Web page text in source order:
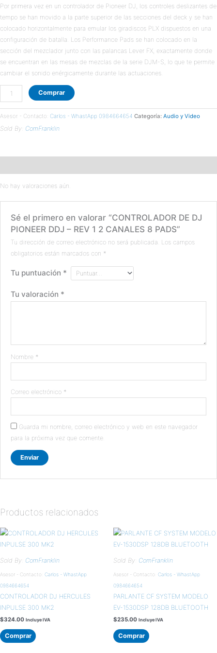
Por primera vez en un controlador de Pioneer DJ, los controles deslizantes de
tempo se han movido a la parte superior de las secciones del deck y se han
colocado horizontalmente para emular los giradiscos PLX dispuestos en una
configuración de batalla. Los Performance Pads se han colocado en la
sección del mezclador junto con las palancas Lever FX, exactamente donde
se encuentran en las mesas de mezclas de la serie DJM-S, lo que te permite
cambiar el sonido enérgicamente durante las actuaciones.
PADS
cantidad
Comprar
Asesor - Contacto: Carlos - WhastApp 0984664654 Categoría: Audio y Video
Sold By: ComFranklin
No hay valoraciones aún.
Sé el primero en valorar “CONTROLADOR DE DJ
PIONEER DDJ – REV 1 2 CANALES 8 PADS”
Tu dirección de correo electrónico no será publicada. Los campos
obligatorios están marcados con *
Tu puntuación *
Tu valoración *
Nombre *
Correo electrónico *
Guarda mi nombre, correo electrónico y web en este navegador
para la próxima vez que comente.
Productos relacionados
Sold By: ComFranklin
Asesor - Contacto: Carlos - WhastApp
0984664654
CONTROLADOR DJ HERCULES
INPULSE 300 MK2
$324.00 Incluye IVA
Comprar
Sold By: ComFranklin
Asesor - Contacto: Carlos - WhastApp
0984664654
PARLANTE CF SYSTEM MODELO
EV-1530DSP 128DB BLUETOOTH
$235.00 Incluye IVA
Comprar